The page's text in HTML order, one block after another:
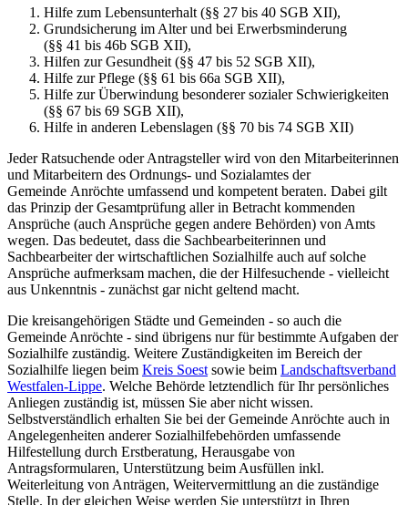
Hilfe zum Lebensunterhalt (§§ 27 bis 40 SGB XII),
Grundsicherung im Alter und bei Erwerbsminderung
(§§ 41 bis 46b SGB XII),
Hilfen zur Gesundheit (§§ 47 bis 52 SGB XII),
Hilfe zur Pflege (§§ 61 bis 66a SGB XII),
Hilfe zur Überwindung besonderer sozialer Schwierigkeiten
(§§ 67 bis 69 SGB XII),
Hilfe in anderen Lebenslagen (§§ 70 bis 74 SGB XII)
Jeder Ratsuchende oder Antragsteller wird von den Mitarbeiterinnen
und Mitarbeitern des Ordnungs- und Sozialamtes der
Gemeinde Anröchte umfassend und kompetent beraten. Dabei gilt
das Prinzip der Gesamtprüfung aller in Betracht kommenden
Ansprüche (auch Ansprüche gegen andere Behörden) von Amts
wegen. Das bedeutet, dass die Sachbearbeiterinnen und
Sachbearbeiter der wirtschaftlichen Sozialhilfe auch auf solche
Ansprüche aufmerksam machen, die der Hilfesuchende - vielleicht
aus Unkenntnis - zunächst gar nicht geltend macht.
Die kreisangehörigen Städte und Gemeinden - so auch die
Gemeinde Anröchte - sind übrigens nur für bestimmte Aufgaben der
Sozialhilfe zuständig. Weitere Zuständigkeiten im Bereich der
Sozialhilfe liegen beim Kreis Soestsowie beim Landschaftsverband
Westfalen-Lippe. Welche Behörde letztendlich für Ihr persönliches
Anliegen zuständig ist, müssen Sie aber nicht wissen.
Selbstverständlich erhalten Sie bei der Gemeinde Anröchte auch in
Angelegenheiten anderer Sozialhilfebehörden umfassende
Hilfestellung durch Erstberatung, Herausgabe von
Antragsformularen, Unterstützung beim Ausfüllen inkl.
Weiterleitung von Anträgen, Weitervermittlung an die zuständige
Stelle. In der gleichen Weise werden Sie unterstützt in Ihren